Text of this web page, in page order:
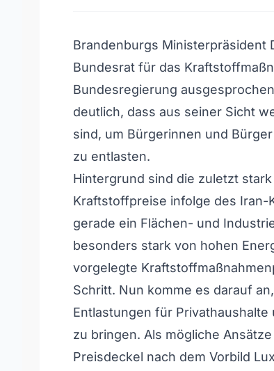
Brandenburgs Ministerpräsident
Bundesrat für das
Bundesregierung
deutlich, dass aus seiner Sicht
sind, um Bürgerinnen und
zu entlasten.
Hintergrund sind die zuletzt
Kraftstoffpreise infolge des Iran-
gerade ein Flächen- und
besonders stark von hohen
vorgelegte
Schritt. Nun komme es darauf
Entlastungen für
zu bringen. Als mögliche
Preisdeckel nach dem Vorbild